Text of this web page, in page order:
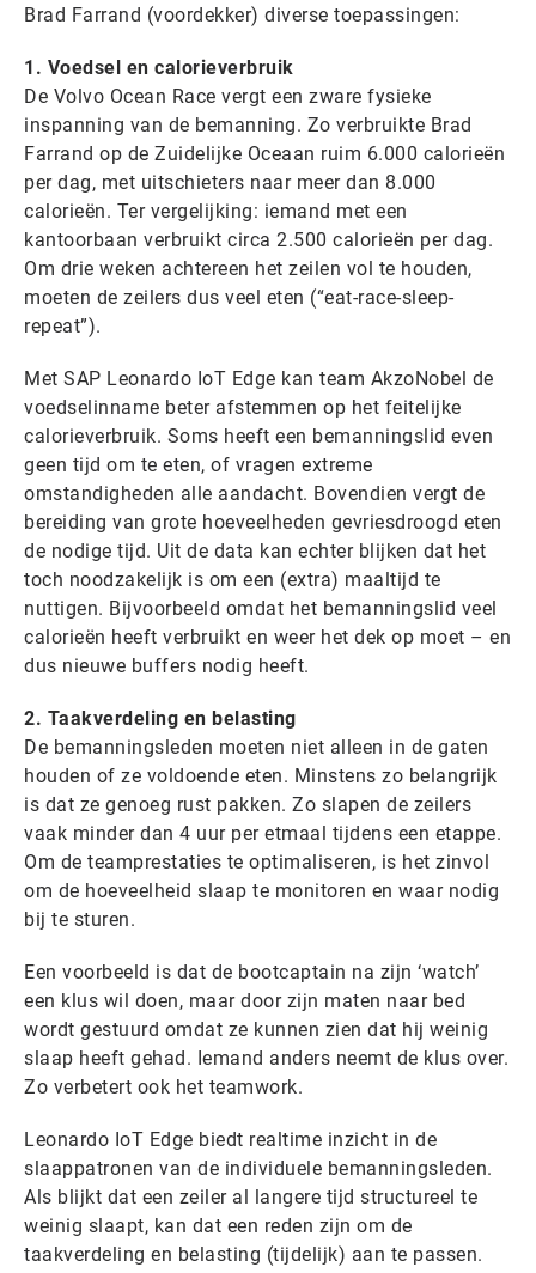
Brad Farrand (voordekker) diverse toepassingen:
1. Voedsel en calorieverbruik
De Volvo Ocean Race vergt een zware fysieke
inspanning van de bemanning. Zo verbruikte Brad
Farrand op de Zuidelijke Oceaan ruim 6.000 calorieën
per dag, met uitschieters naar meer dan 8.000
calorieën. Ter vergelijking: iemand met een
kantoorbaan verbruikt circa 2.500 calorieën per dag.
Om drie weken achtereen het zeilen vol te houden,
moeten de zeilers dus veel eten (“eat-race-sleep-
repeat”).
Met SAP Leonardo IoT Edge kan team AkzoNobel de
voedselinname beter afstemmen op het feitelijke
calorieverbruik. Soms heeft een bemanningslid even
geen tijd om te eten, of vragen extreme
omstandigheden alle aandacht. Bovendien vergt de
bereiding van grote hoeveelheden gevriesdroogd eten
de nodige tijd. Uit de data kan echter blijken dat het
toch noodzakelijk is om een (extra) maaltijd te
nuttigen. Bijvoorbeeld omdat het bemanningslid veel
calorieën heeft verbruikt en weer het dek op moet – en
dus nieuwe buffers nodig heeft.
2. Taakverdeling en belasting
De bemanningsleden moeten niet alleen in de gaten
houden of ze voldoende eten. Minstens zo belangrijk
is dat ze genoeg rust pakken. Zo slapen de zeilers
vaak minder dan 4 uur per etmaal tijdens een etappe.
Om de teamprestaties te optimaliseren, is het zinvol
om de hoeveelheid slaap te monitoren en waar nodig
bij te sturen.
Een voorbeeld is dat de bootcaptain na zijn ‘watch’
een klus wil doen, maar door zijn maten naar bed
wordt gestuurd omdat ze kunnen zien dat hij weinig
slaap heeft gehad. Iemand anders neemt de klus over.
Zo verbetert ook het teamwork.
Leonardo IoT Edge biedt realtime inzicht in de
slaappatronen van de individuele bemanningsleden.
Als blijkt dat een zeiler al langere tijd structureel te
weinig slaapt, kan dat een reden zijn om de
taakverdeling en belasting (tijdelijk) aan te passen.